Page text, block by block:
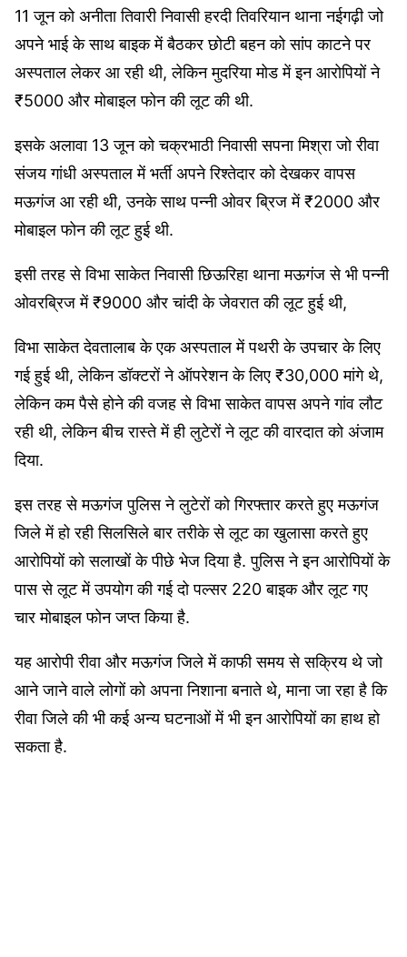
11 जून को अनीता तिवारी निवासी हरदी तिवरियान थाना नईगढ़ी जो
अपने भाई के साथ बाइक में बैठकर छोटी बहन को सांप काटने पर
अस्पताल लेकर आ रही थी, लेकिन मुदरिया मोड में इन आरोपियों ने
₹5000 और मोबाइल फोन की लूट की थी.
इसके अलावा 13 जून को चक्रभाठी निवासी सपना मिश्रा जो रीवा
संजय गांधी अस्पताल में भर्ती अपने रिश्तेदार को देखकर वापस
मऊगंज आ रही थी, उनके साथ पन्नी ओवर ब्रिज में ₹2000 और
मोबाइल फोन की लूट हुई थी.
इसी तरह से विभा साकेत निवासी छिऊरिहा थाना मऊगंज से भी पन्नी
ओवरब्रिज में ₹9000 और चांदी के जेवरात की लूट हुई थी,
विभा साकेत देवतालाब के एक अस्पताल में पथरी के उपचार के लिए
गई हुई थी, लेकिन डॉक्टरों ने ऑपरेशन के लिए ₹30,000 मांगे थे,
लेकिन कम पैसे होने की वजह से विभा साकेत वापस अपने गांव लौट
रही थी, लेकिन बीच रास्ते में ही लुटेरों ने लूट की वारदात को अंजाम
दिया.
इस तरह से मऊगंज पुलिस ने लुटेरों को गिरफ्तार करते हुए मऊगंज
जिले में हो रही सिलसिले बार तरीके से लूट का खुलासा करते हुए
आरोपियों को सलाखों के पीछे भेज दिया है. पुलिस ने इन आरोपियों के
पास से लूट में उपयोग की गई दो पल्सर 220 बाइक और लूट गए
चार मोबाइल फोन जप्त किया है.
यह आरोपी रीवा और मऊगंज जिले में काफी समय से सक्रिय थे जो
आने जाने वाले लोगों को अपना निशाना बनाते थे, माना जा रहा है कि
रीवा जिले की भी कई अन्य घटनाओं में भी इन आरोपियों का हाथ हो
सकता है.